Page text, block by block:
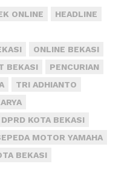
ONLINE
HEADLINE
ONLINE BEKASI
BEKASI
PENCURIAN
TRI ADHIANTO
DPRD KOTA BEKASI
MOTOR YAMAHA
BEKASI